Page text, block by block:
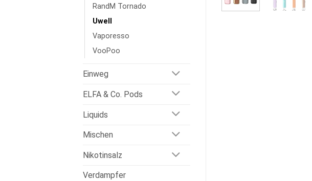
RandM Tornado
Uwell
Vaporesso
VooPoo
Einweg
ELFA & Co. Pods
Liquids
Mischen
Nikotinsalz
Verdampfer